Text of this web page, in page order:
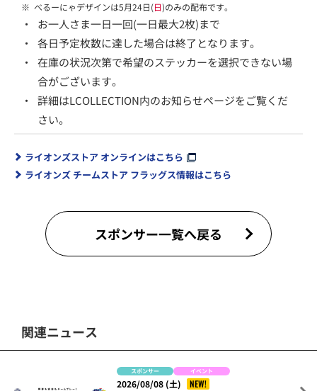
※ べるーにゃデザインは5月24日(日)のみの配布です。
・
お一人さま一日一回(一日最大2枚)まで
・
各日予定枚数に達した場合は終了となります。
・
在庫の状況次第で希望のステッカーを選択できない場
合がございます。
・
詳細はLCOLLECTION内のお知らせページをご覧くだ
さい。
ライオンズストア オンラインはこちら
ライオンズ チームストア フラッグス情報はこちら
スポンサー一覧へ戻る
関連ニュース
スポンサー イベント
2026/08/08 (土)
NEW!